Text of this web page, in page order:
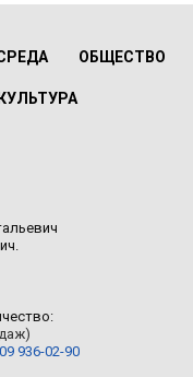
ОБЩЕСТВО
КУЛЬТУРА
936-02-90